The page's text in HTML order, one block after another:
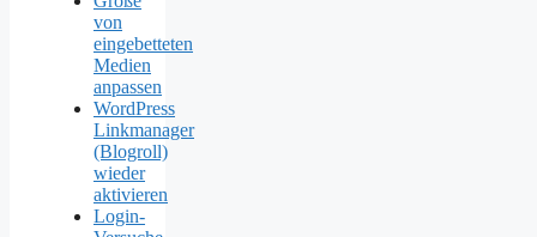
von
eingebetteten
Medien
anpassen
WordPress
Linkmanager
(Blogroll)
wieder
aktivieren
Login-